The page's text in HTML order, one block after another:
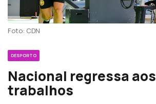
Foto: CDN
DESPORTO
Nacional regressa aos
trabalhos